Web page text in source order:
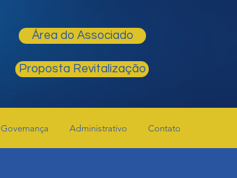
Área do Associado
Proposta Revitalização
Governança Administrativo Contato